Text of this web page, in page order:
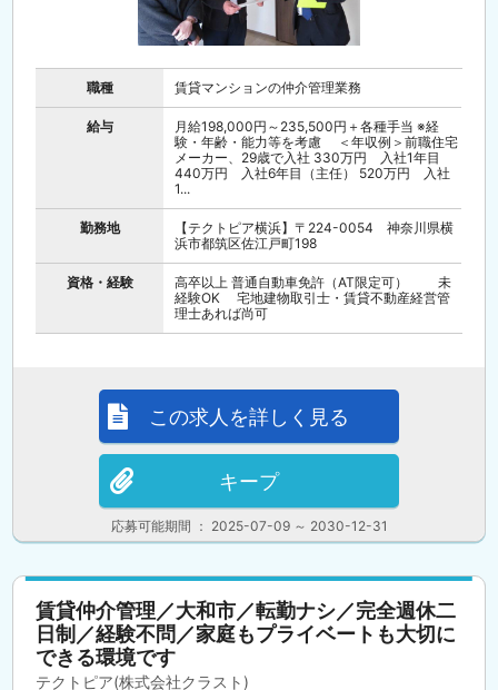
職種 賃貸マンションの仲介管理業務
給与
月給198,000円～235,500円＋各種手当 ※経
験・年齢・能力等を考慮 ＜年収例＞前職住宅
メーカー、29歳で入社 330万円 入社1年目
440万円 入社6年目（主任） 520万円 入社
1...
勤務地
【テクトピア横浜】〒224-0054 神奈川県横
浜市都筑区佐江戸町198
資格・経験
高卒以上 普通自動車免許（AT限定可） 未
経験OK 宅地建物取引士・賃貸不動産経営管
理士あれば尚可
応募可能期間 ： 2025-07-09 ～ 2030-12-31
この求人を詳しく見る
キープ
賃貸仲介管理／大和市／転勤ナシ／完全週休二
日制／経験不問／家庭もプライベートも大切に
できる環境です
テクトピア(株式会社クラスト)